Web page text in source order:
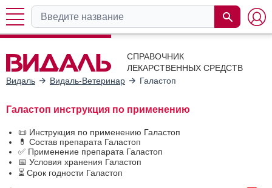
СПРАВОЧНИК
ЛЕКАРСТВЕННЫХ СРЕДСТВ
Видаль
Видаль-Ветеринар Галастоп
Галастоп инструкция по применению
📜 Инструкция по применению Галастоп
💊 Состав препарата Галастоп
✅ Применение препарата Галастоп
📅 Условия хранения Галастоп
⏳ Срок годности Галастоп